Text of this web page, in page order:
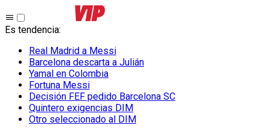
Es tendencia:
Real Madrid a Messi
Barcelona descarta a Julián
Yamal en Colombia
Fortuna Messi
Decisión FEF pedido Barcelona SC
Quintero exigencias DIM
Otro seleccionado al DIM